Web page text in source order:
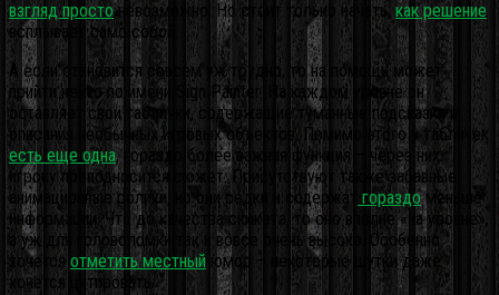
взгляд простоневозможно. Но стоит только начать, как решение
всплывает само собой.
А если становится совсем уж трудно, то на помощь может
прийти некто по имени Sign Painter. На каждом уровне он
оставляет свои таблички, содержащие туманные подсказки и
описания необычных игровых объектов. Помимо этого у табличек
есть еще одна, гораздо более важная функция – через них
игроку преподносится сюжет. Присутствуют также забавные
анимационные ролики, но они редки и содержат гораздоменьше
информации. Что до качества сюжета, то оно вполне «на уровне»,
а уж для головоломки так и вовсе очень высоко. Особенно
хочется отметить местный юмор – некоторые шутки даже
хочется цитировать.